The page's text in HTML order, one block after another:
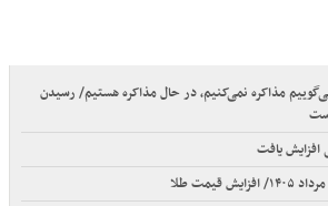
مذاکره نمی‌کنیم، در حال مذاکره هستیم/ رسیدن
یافت